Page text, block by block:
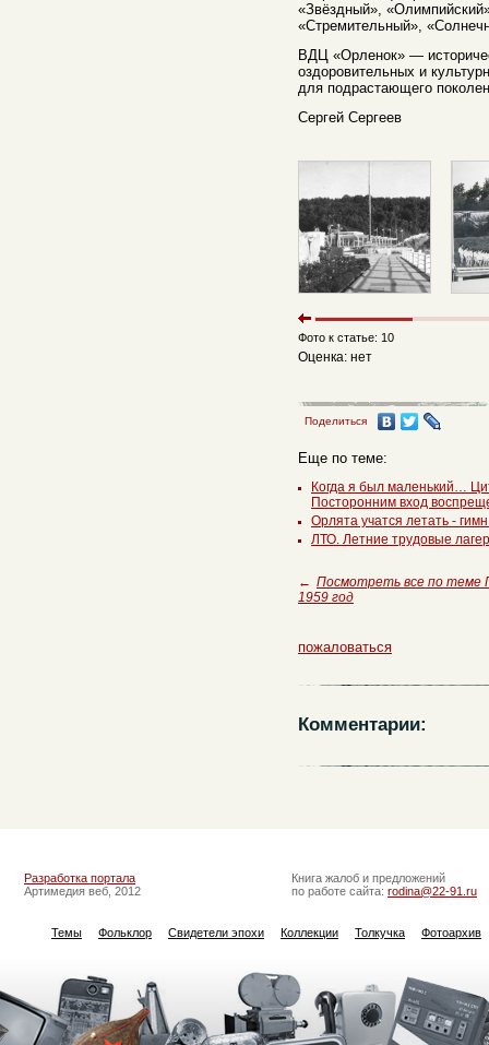
«Звёздный»,
«Стремительный»,
ВДЦ «Орленок» —
оздоровительных и
для подрастающего
Сергей Сергеев
Фото к статье: 10
Оценка: нет
Поделиться
Еще по теме:
Когда я был маленький…
Посторонним вход
Орлята учатся летать -
ЛТО. Летние трудовые
← Посмотреть все по теме
1959 год
пожаловаться
Комментарии:
Разработка портала
Артимедия веб, 2012
Книга жалоб и предложений
по работе сайта: rodina@22-91.ru
Темы Фольклор Свидетели эпохи Коллекции Толкучка Фотоархив